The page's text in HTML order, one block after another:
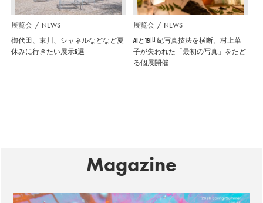
展覧会 NEWS
御代田、東川、シャネルなどなど夏
休みに行きたい展示6選
展覧会 NEWS
AIと19世紀写真技法を横断。村上華
子が失われた「最初の写真」をたど
る個展開催
Magazine